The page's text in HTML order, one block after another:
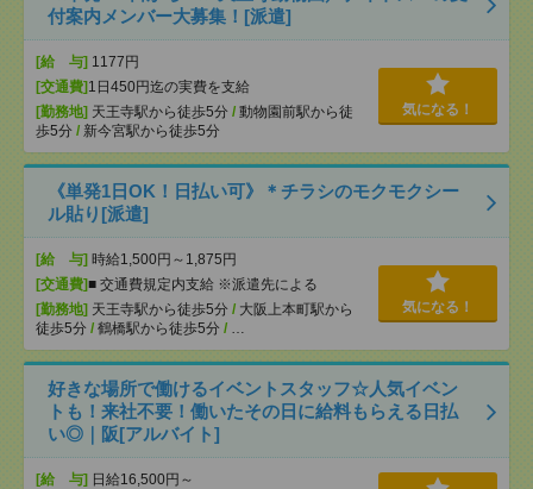
付案内メンバー大募集！[派遣]
[給 与] 1177円
[交通費] 1日450円迄の実費を支給
[勤務地] 天王寺駅から徒歩5分 / 動物園前駅から徒
歩5分 / 新今宮駅から徒歩5分
気になる！
《単発1日OK！日払い可》＊チラシのモクモクシー
ル貼り[派遣]
[給 与] 時給1,500円～1,875円
[交通費]■ 交通費規定内支給 ※派遣先による
[勤務地] 天王寺駅から徒歩5分 / 大阪上本町駅から
徒歩5分 / 鶴橋駅から徒歩5分 / …
気になる！
好きな場所で働けるイベントスタッフ☆人気イベン
トも！来社不要！働いたその日に給料もらえる日払
い◎｜阪[アルバイト]
[給 与] 日給16,500円～